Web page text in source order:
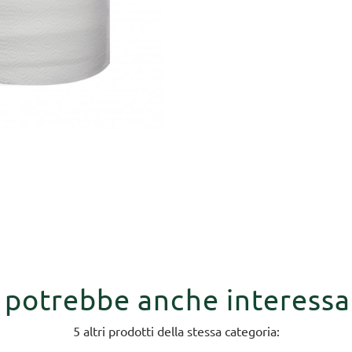
potrebbe anche
5 altri prodotti della stessa categoria: